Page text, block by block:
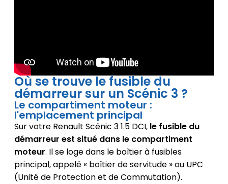
Où se trouve le fusible du
démarreur sur un Scénic 3 ?
Le compartiment moteur :
l'emplacement principal
Sur votre Renault Scénic 3 1.5 DCI, le fusible du
démarreur est situé dans le compartiment
moteur. Il se loge dans le boîtier à fusibles
principal, appelé « boîtier de servitude » ou UPC
(Unité de Protection et de Commutation).